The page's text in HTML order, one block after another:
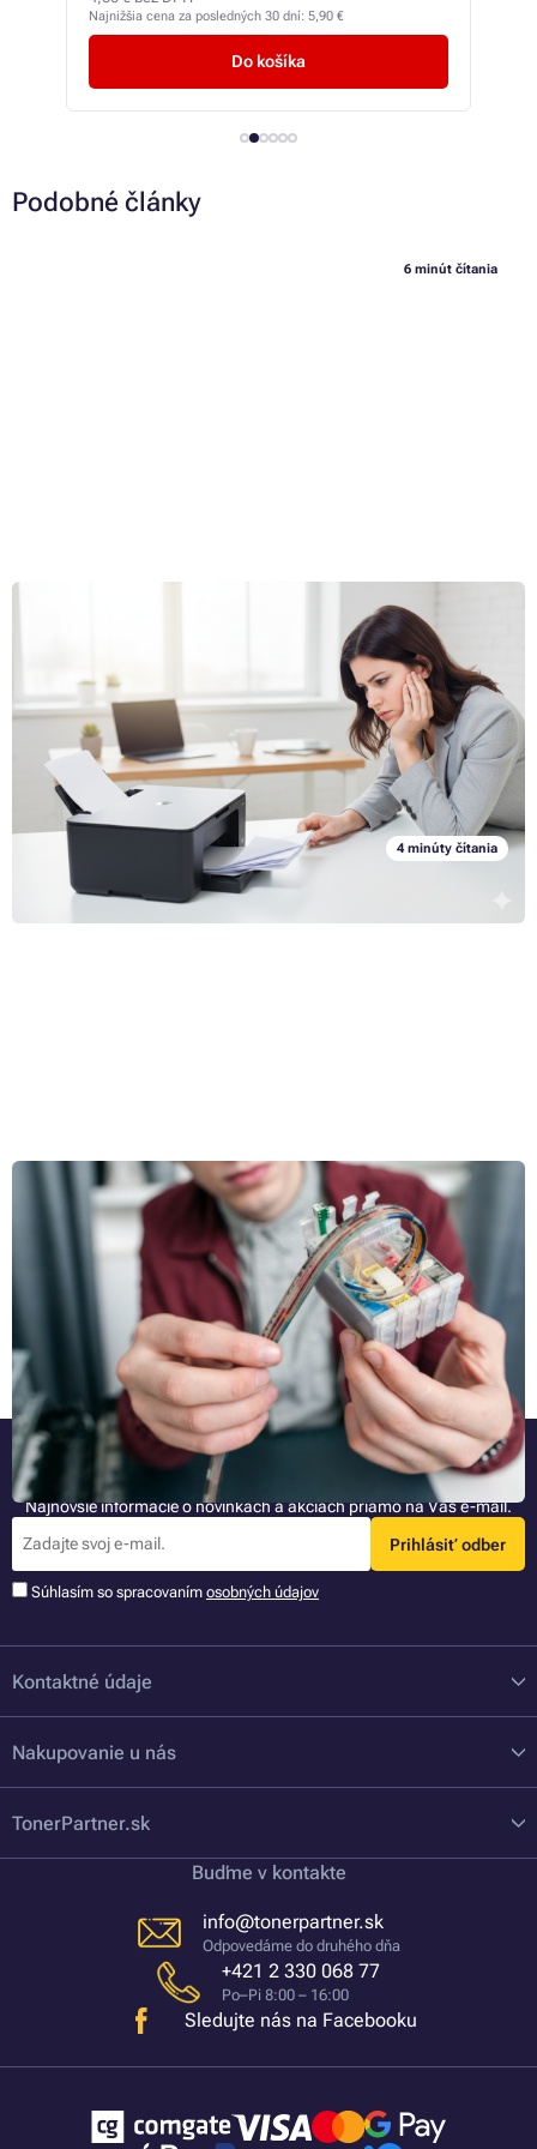
Najnižšia cena za posledných 30 dní: 7,22 €
Do košíka
Podobné články
6 minút čítania
Čo robiť, keď tlačiareň tlačí zle alebo najčastejšie
Práve vám došla náplň do tlačiarne, takže si zaobstaráte nový toner
alebo cartridge, vložíte náplň do svojej laserovej alebo atramentovej
tlačiarne, v počítači otvoríte požadovaný dokument a pošlete ho "do
tlače". V ideálnom prípade na konci tohto procesu držíte v ruke papier
s pekne vytlačeným textom alebo obrázkom. Čo keď všetko tak nie je,
ako má a výtlačok, ktorý vám vyjde z tlačiarne, je v otrasnej kvalite, či
už z hľadiska podania farieb alebo napríklad kvality papiera? Zrejme
vás čaká prvotný šok, ktorý vystrieda celý rad otázok. Stojí za
problémy s kvalitou tlače skutočnosť, že ste kúpili chybnú náplň, alebo
je chyba v tlačiarni? Bohužiaľ, univerzálna odpoveď na tieto otázky
neexistuje, pretože problémy môžu byť zapríčinené celým radom
Celý článok »
4 minúty čítania
Zaschnutá farba v atramentovej tlačiarni: Radíme, ako
problém vyriešiť a ako mu predísť
Prestala vaša atramentová tlačiareň znenazdajky tlačiť, alebo tlačí,
ale vynecháva jednu farbu, hoci vložená cartridge podľa všetkého nie je
prázdna? Príčina je veľmi pravdepodobne jediná – konkrétne
zaschnutá farba. Ak vás zaujíma, kedy atrament zasychá, čo tento
problém spôsobuje, ako mu predísť a ako ho vyriešiť, ak už nastane,
ste tu správne. V nasledujúcich riadkoch vám totiž na všetky tieto
otázky poskytneme odpoveď.
Buďte pri tom ako prvý
Najnovšie informácie o novinkách a akciách priamo na Váš e-mail.
Prihlásiť odber
Súhlasím so spracovaním osobných údajov
Kontaktné údaje
Nakupovanie u nás
TonerPartner.sk
Buďme v kontakte
info@tonerpartner.sk
Odpovedáme do druhého dňa
+421 2 330 068 77
Po–Pi 8:00 – 16:00
Sledujte nás na Facebooku